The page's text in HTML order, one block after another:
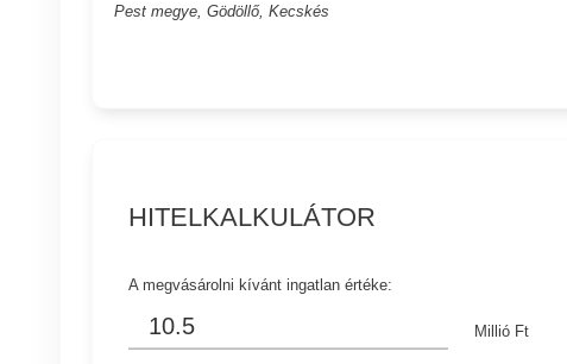
Pest megye, Gödöllő, Kecskés
HITELKALKULÁTOR
A megvásárolni kívánt ingatlan értéke:
Millió Ft